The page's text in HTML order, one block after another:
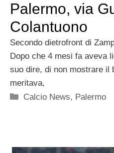
Palermo, via
Colantuono
Secondo dietrofront di
Dopo che 4 mesi fa aveva
suo dire, di non mostrare il
meritava,
Categorie
Calcio News, Palermo